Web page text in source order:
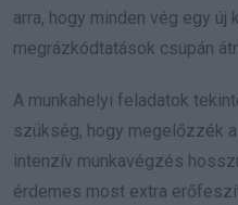
arra, hogy minden vég egy
megrázkódtatások csupán
A munkahelyi feladatok
szükség, hogy megelőzzék
intenzív munkavégzés
érdemes most extra